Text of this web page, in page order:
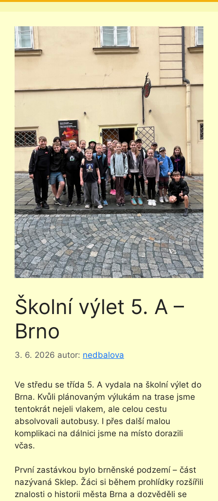
Školní výlet 5. A –
Brno
3. 6. 2026 autor: nedbalova
Ve středu se třída 5. A vydala na školní výlet do
Brna. Kvůli plánovaným výlukám na trase jsme
tentokrát nejeli vlakem, ale celou cestu
absolvovali autobusy. I přes další malou
komplikaci na dálnici jsme na místo dorazili
včas.
První zastávkou bylo brněnské podzemí – část
nazývaná Sklep. Žáci si během prohlídky rozšířili
znalosti o historii města Brna a dozvěděli se